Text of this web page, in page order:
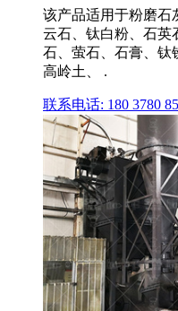
该产品适用于粉磨石
云石、钛白粉、石英
石、萤石、石膏、钛
高岭土、 .
联系电话: 180 3780